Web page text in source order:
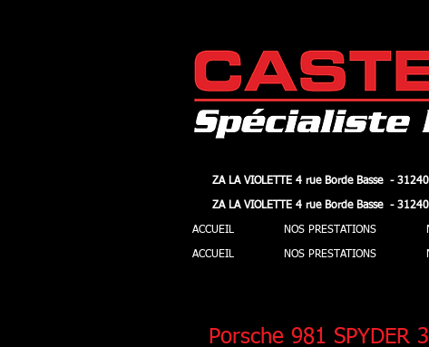
ZA LA VIOLETTE 4 rue Borde Basse -
ACCUEIL NOS PRESTATIONS
ZA LA VIOLETTE 4 rue Borde Basse -
ACCUEIL NOS PRESTATIONS
Porsche 981 SPYDER